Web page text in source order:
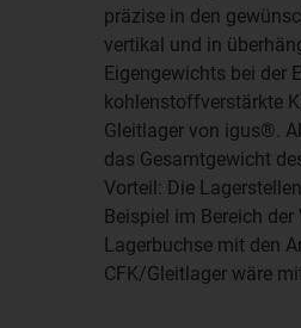
präzise in den
vertikal und in
Eigengewichts bei der
kohlenstoffverstärkte
Gleitlager von igus®.
das Gesamtgewicht
Vorteil: Die
Beispiel im Bereich
Lagerbuchse mit den
CFK/Gleitlager wäre